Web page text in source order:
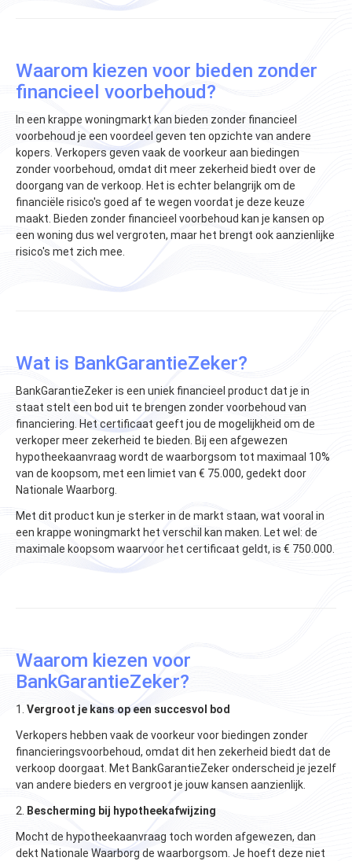
Waarom kiezen voor bieden zonder
financieel voorbehoud?
In een krappe woningmarkt kan bieden zonder financieel
voorbehoud je een voordeel geven ten opzichte van andere
kopers. Verkopers geven vaak de voorkeur aan biedingen
zonder voorbehoud, omdat dit meer zekerheid biedt over de
doorgang van de verkoop. Het is echter belangrijk om de
financiële risico's goed af te wegen voordat je deze keuze
maakt. Bieden zonder financieel voorbehoud kan je kansen op
een woning dus wel vergroten, maar het brengt ook aanzienlijke
risico's met zich mee.
Wat is BankGarantieZeker?
BankGarantieZeker is een uniek financieel product dat je in
staat stelt een bod uit te brengen zonder voorbehoud van
financiering. Het certificaat geeft jou de mogelijkheid om de
verkoper meer zekerheid te bieden. Bij een afgewezen
hypotheekaanvraag wordt de waarborgsom tot maximaal 10%
van de koopsom, met een limiet van € 75.000, gedekt door
Nationale Waarborg.
Met dit product kun je sterker in de markt staan, wat vooral in
een krappe woningmarkt het verschil kan maken. Let wel: de
maximale koopsom waarvoor het certificaat geldt, is € 750.000​​.
Waarom kiezen voor
BankGarantieZeker?
1. Vergroot je kans op een succesvol bod
Verkopers hebben vaak de voorkeur voor biedingen zonder
financieringsvoorbehoud, omdat dit hen zekerheid biedt dat de
verkoop doorgaat. Met BankGarantieZeker onderscheid je jezelf
van andere bieders en vergroot je jouw kansen aanzienlijk.
2. Bescherming bij hypotheekafwijzing
Mocht de hypotheekaanvraag toch worden afgewezen, dan
dekt Nationale Waarborg de waarborgsom. Je hoeft deze niet